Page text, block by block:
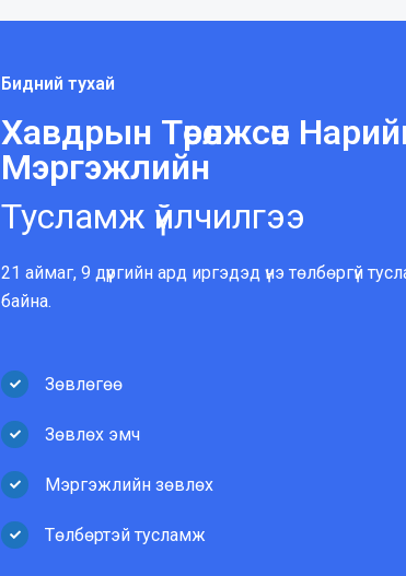
Бидний тухай
Хавдрын Төрөлжсөн
Мэргэжлийн
Тусламж үйлчилгээ
21 аймаг, 9 дүүргийн ард иргэдэд үнэ төлбөргүй
байна.
Зөвлөгөө
Зөвлөх эмч
Мэргэжлийн зөвлөх
Төлбөртэй тусламж